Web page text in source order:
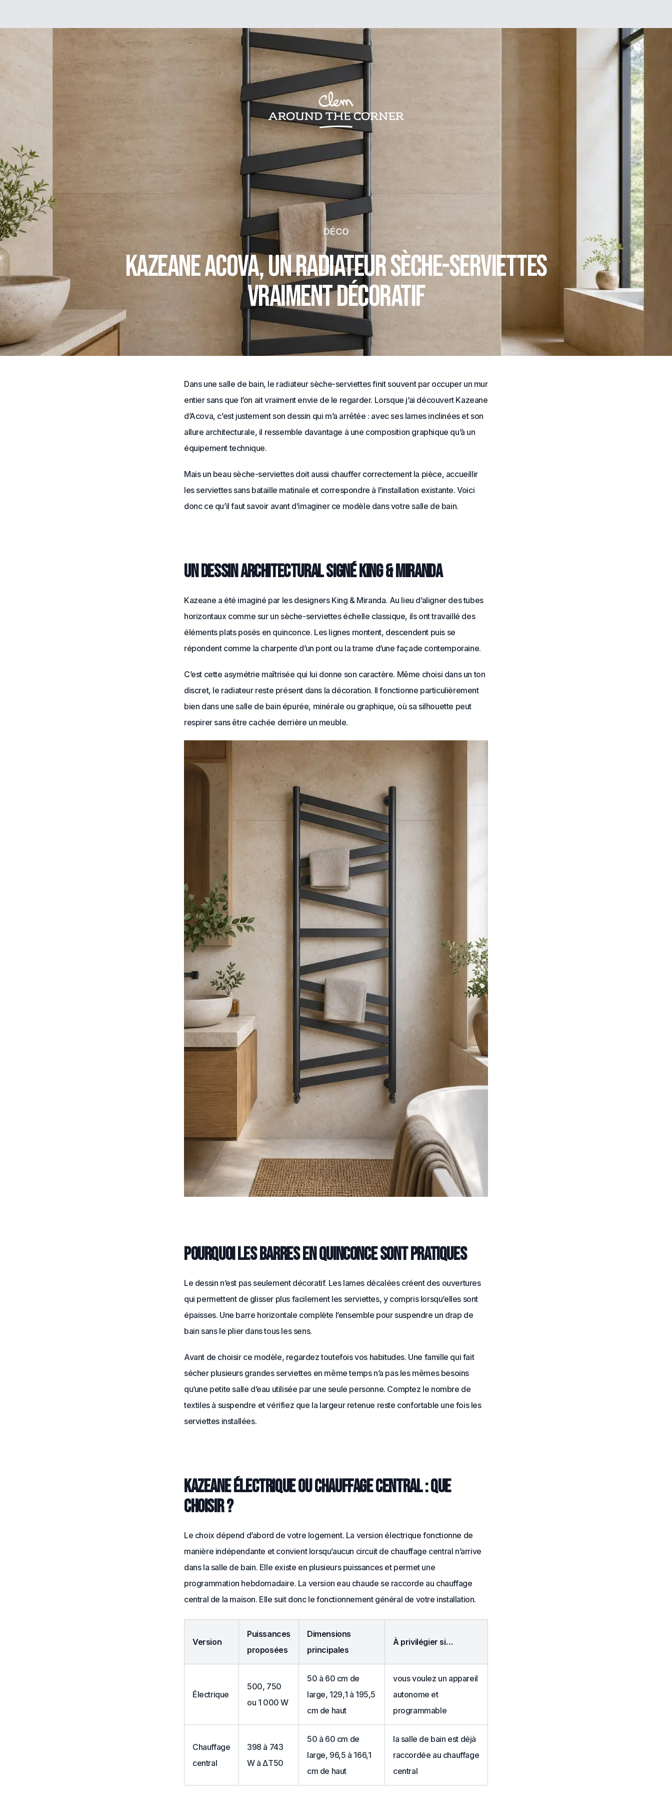
DÉCO
Kazeane Acova, un radiateur sèche-serviettes
vraiment décoratif
Dans une salle de bain, le radiateur sèche-serviettes finit souvent par occuper un mur
entier sans que l’on ait vraiment envie de le regarder. Lorsque j’ai découvert Kazeane
d’Acova, c’est justement son dessin qui m’a arrêtée : avec ses lames inclinées et son
allure architecturale, il ressemble davantage à une composition graphique qu’à un
équipement technique.
Mais un beau sèche-serviettes doit aussi chauffer correctement la pièce, accueillir
les serviettes sans bataille matinale et correspondre à l’installation existante. Voici
donc ce qu’il faut savoir avant d’imaginer ce modèle dans votre salle de bain.
Un dessin architectural signé King & Miranda
Kazeane a été imaginé par les designers King & Miranda. Au lieu d’aligner des tubes
horizontaux comme sur un sèche-serviettes échelle classique, ils ont travaillé des
éléments plats posés en quinconce. Les lignes montent, descendent puis se
répondent comme la charpente d’un pont ou la trame d’une façade contemporaine.
C’est cette asymétrie maîtrisée qui lui donne son caractère. Même choisi dans un ton
discret, le radiateur reste présent dans la décoration. Il fonctionne particulièrement
bien dans une salle de bain épurée, minérale ou graphique, où sa silhouette peut
respirer sans être cachée derrière un meuble.
Pourquoi les barres en quinconce sont pratiques
Le dessin n’est pas seulement décoratif. Les lames décalées créent des ouvertures
qui permettent de glisser plus facilement les serviettes, y compris lorsqu’elles sont
épaisses. Une barre horizontale complète l’ensemble pour suspendre un drap de
bain sans le plier dans tous les sens.
Avant de choisir ce modèle, regardez toutefois vos habitudes. Une famille qui fait
sécher plusieurs grandes serviettes en même temps n’a pas les mêmes besoins
qu’une petite salle d’eau utilisée par une seule personne. Comptez le nombre de
textiles à suspendre et vérifiez que la largeur retenue reste confortable une fois les
serviettes installées.
Kazeane électrique ou chauffage central : que
choisir ?
Le choix dépend d’abord de votre logement. La version électrique fonctionne de
manière indépendante et convient lorsqu’aucun circuit de chauffage central n’arrive
dans la salle de bain. Elle existe en plusieurs puissances et permet une
programmation hebdomadaire. La version eau chaude se raccorde au chauffage
central de la maison. Elle suit donc le fonctionnement général de votre installation.
Version
Puissances
proposées
Dimensions
principales
À privilégier si…
Électrique
500, 750
ou 1 000 W
50 à 60 cm de
large, 129,1 à 195,5
cm de haut
vous voulez un appareil
autonome et
programmable
Chauffage
central
398 à 743
W à ΔT50
50 à 60 cm de
large, 96,5 à 166,1
cm de haut
la salle de bain est déjà
raccordée au chauffage
central